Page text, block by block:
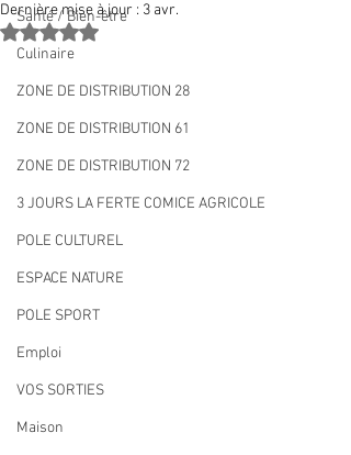
Santé / Bien-être
Culinaire
ZONE DE DISTRIBUTION 28
ZONE DE DISTRIBUTION 61
ZONE DE DISTRIBUTION 72
3 JOURS LA FERTE COMICE AGRICOLE
POLE CULTUREL
ESPACE NATURE
POLE SPORT
Emploi
VOS SORTIES
Maison
Dernière mise à jour : 3 avr.
Noté NaN étoiles sur 5.